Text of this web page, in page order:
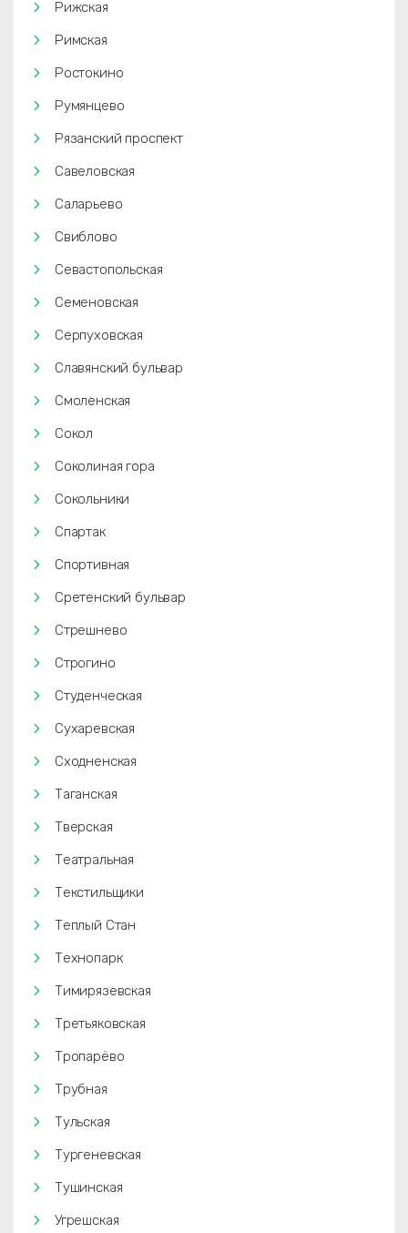
Рижская
Римская
Ростокино
Румянцево
Рязанский проспект
Савеловская
Саларьево
Свиблово
Севастопольская
Семеновская
Серпуховская
Славянский бульвар
Смоленская
Сокол
Соколиная гора
Сокольники
Спартак
Спортивная
Сретенский бульвар
Стрешнево
Строгино
Студенческая
Сухаревская
Сходненская
Таганская
Тверская
Театральная
Текстильщики
Теплый Стан
Технопарк
Тимирязевская
Третьяковская
Тропарёво
Трубная
Тульская
Тургеневская
Тушинская
Угрешская